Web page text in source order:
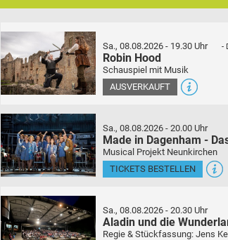
Sa., 08.08.2026 - 19.30 Uhr -
Robin Hood
Schauspiel mit Musik
AUSVERKAUFT
Sa., 08.08.2026 - 20.00 Uhr
Made in Dagenham -
Musical Projekt Neunkirchen
TICKETS BESTELLEN
Sa., 08.08.2026 - 20.30 Uhr
Aladin und die
Regie & Stückfassung: Jens